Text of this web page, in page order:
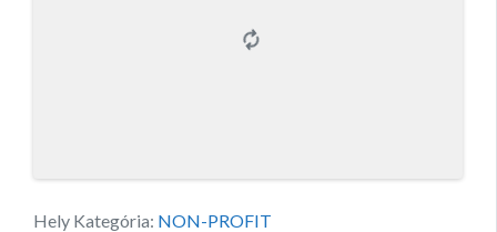
Hely Kategória: NON-PROFIT